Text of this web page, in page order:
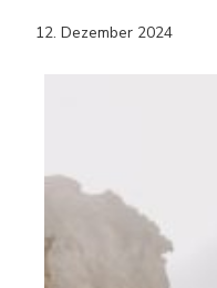
12. Dezember 2024